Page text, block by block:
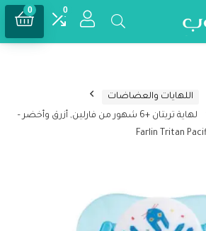
0
0
اللهايات والعضاضات
لهاية تريتان +6 شهور من فارلين, أزرق وأخضر –
Farlin Tritan